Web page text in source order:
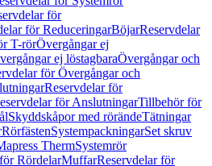
för
för ReduceringarBöjarReservdelar
T-rörÖvergångar ej
ej löstagbaraÖvergångar och
för Övergångar och
Reservdelar för
för AnslutningarTillbehör för
Skyddskåpor med rörändeTätningar
RörfästenSystempackningarSet skruv
ThermSystemrör
RördelarMuffarReservdelar för